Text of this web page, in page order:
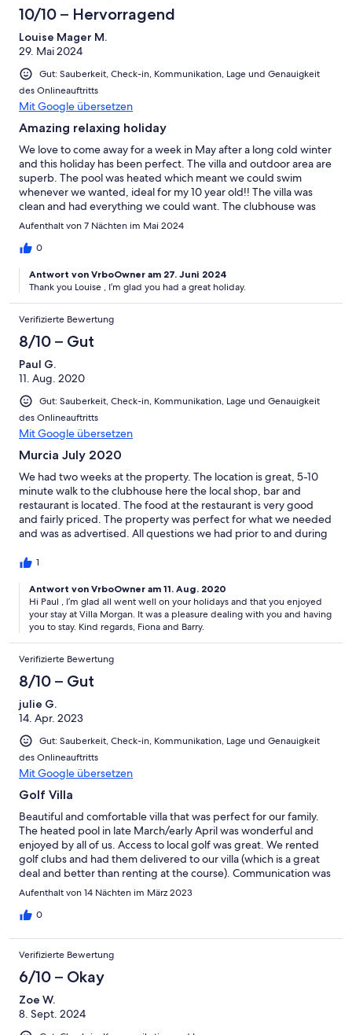
10/10 – Hervorragend
Louise Mager M.
29. Mai 2024
Gut: Sauberkeit, Check-in, Kommunikation, Lage und Genauigkeit
des Onlineauftritts
Mit Google übersetzen
Amazing relaxing holiday
We love to come away for a week in May after a long cold winter
and this holiday has been perfect. The villa and outdoor area are
superb. The pool was heated which meant we could swim
whenever we wanted, ideal for my 10 year old!! The villa was
clean and had everything we could want. The clubhouse was
lovely for an evening meal or morning coffee. It's a great base to
Aufenthalt von 7 Nächten im Mai 2024
0
Antwort von VrboOwner am 27. Juni 2024
Thank you Louise , I’m glad you had a great holiday.
Verifizierte Bewertung
8/10 – Gut
Paul G.
11. Aug. 2020
Gut: Sauberkeit, Check-in, Kommunikation, Lage und Genauigkeit
des Onlineauftritts
Mit Google übersetzen
Murcia July 2020
We had two weeks at the property. The location is great, 5-10
minute walk to the clubhouse here the local shop, bar and
restaurant is located. The food at the restaurant is very good
and fairly priced. The property was perfect for what we needed
and was as advertised. All questions we had prior to and during
1
Antwort von VrboOwner am 11. Aug. 2020
Hi Paul , I’m glad all went well on your holidays and that you enjoyed
your stay at Villa Morgan. It was a pleasure dealing with you and having
you to stay. Kind regards, Fiona and Barry.
Verifizierte Bewertung
8/10 – Gut
julie G.
14. Apr. 2023
Gut: Sauberkeit, Check-in, Kommunikation, Lage und Genauigkeit
des Onlineauftritts
Mit Google übersetzen
Golf Villa
Beautiful and comfortable villa that was perfect for our family.
The heated pool in late March/early April was wonderful and
enjoyed by all of us. Access to local golf was great. We rented
golf clubs and had them delivered to our villa (which is a great
deal and better than renting at the course). Communication was
excellent with Barry before we arrived. The kitchen could have
silverware (setting limited so we had to keep hand washing to
the counters, paper towels and toilet paper. The pictures
posted of the villla show a private back yard which is not quite
accurate- there is no privacy screen blocking the view of the
side street which was not attractive. A car is definitely needed
and will give you access to the beauty of Murcia. We played golf
at several local courses - they were all great.. Restaurants were
fabulous and easy to find. Overall it was a fabulous trip!
Aufenthalt von 14 Nächten im März 2023
0
Verifizierte Bewertung
6/10 – Okay
Zoe W.
8. Sept. 2024